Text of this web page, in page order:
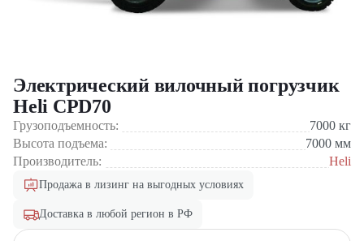
Электрический вилочный погрузчик
Heli CPD70
Грузоподъемность: 7000 кг
Высота подъема:
7000 мм
Производитель:
Heli
Продажа в лизинг на выгодных условиях
Доставка в любой регион в РФ